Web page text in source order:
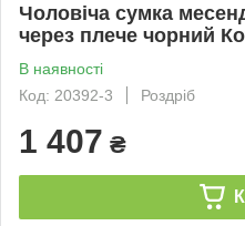
Чоловіча сумка
через плече чорний
В наявності
Код: 20392-3
Роздріб
1 407 ₴